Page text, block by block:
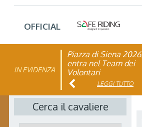
OFFICIAL
IN EVIDENZA
Piazza di Siena
entra nel Team dei
Volontari
LEGGI TUTTO
FISE: aperta la
affiliazione 2026
LEGGI TUTTO
Cerca il cavaliere